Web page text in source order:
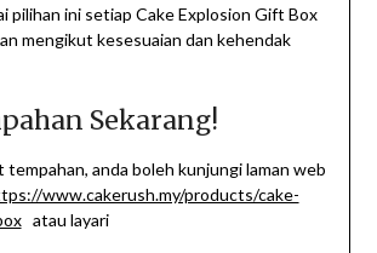
pilihan ini setiap Cake Explosion Gift Box
mengikut kesesuaian dan kehendak
Sekarang!
anda boleh kunjungi laman web
www.cakerush.my/products/cake-
atau layari